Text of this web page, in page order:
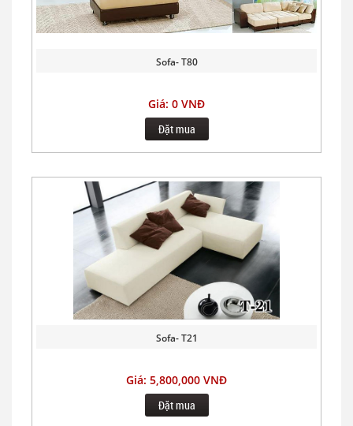
Sofa- T80
Giá: 0 VNĐ
Đặt mua
Sofa- T21
Giá: 5,800,000 VNĐ
Đặt mua